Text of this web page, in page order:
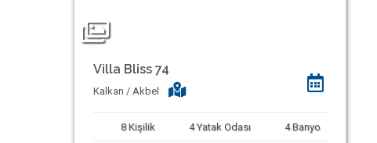
Villa Bliss 74
Kalkan / Akbel
8 Kişilik 4 Yatak Odası 4 Banyo